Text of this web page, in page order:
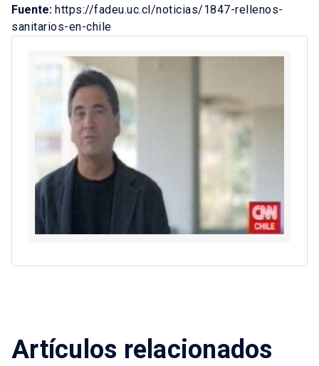
Fuente: https://fadeu.uc.cl/noticias/1847-rellenos-
sanitarios-en-chile
Artículos relacionados